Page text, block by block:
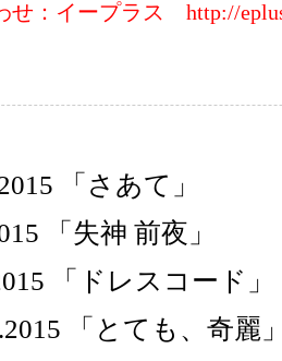
せ：イープラス http://
「さあて」
「失神 前夜」
「ドレスコード」
「とても、奇麗